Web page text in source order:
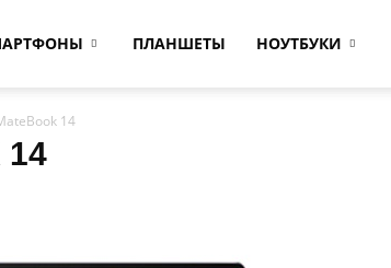
ПЛАНШЕТЫ НОУТБУКИ
14
14